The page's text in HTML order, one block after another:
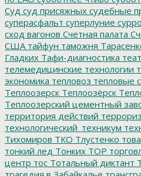
Суд суд присяжных судебные
суперасфальт суперлуние
сход вагонов Счетная палата
США тайфун таможня
Гладких Тафи-диагностика
телемедицинские технологии
экономика тепловоз тепловые
Теплоозерск Теплоозёрск
Теплоозерский цементный
территория действий
технологический_техникум
Тихомиров ТКО Тлустенко
тонкий лед Тонких ТОР
центр тос Тотальный диктант